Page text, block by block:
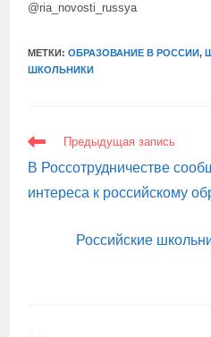
@ria_novosti_russya
МЕТКИ:ОБРАЗОВАНИЕ В РОССИИ,
ШКОЛЬНИКИ
ЕЩЕ
СТАТЬИ
Предыдущая запись
В Россотрудничестве
интереса к российскому
Российские